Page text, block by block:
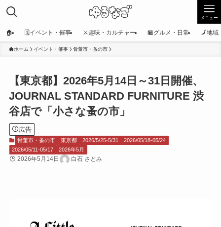
メニュー
🏠 🗓️イベント・催事 ⚔️趣味・カルチャー 🏪グルメ・日常 🗾地域
ホーム イベント・催事 骨董市・蚤の市
【東京都】2026年5月14日～31日開催、
JOURNAL STANDARD FURNITURE 渋
谷店で「小さな蚤の市」
広告
骨董市・蚤の市 東京都 2026/5/25-5/31
2026/05/18-05/24
2026/05/11-05/17
2026年5月
2026年5月14日 白石 さとみ